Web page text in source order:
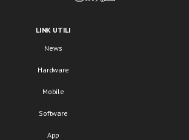
LINK UTILI
News
Hardware
Mobile
Software
App